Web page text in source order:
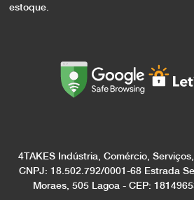
estoque.
4TAKES Indústria, Comércio,
CNPJ: 18.502.792/0001-68 Estrada
Moraes, 505 Lagoa - CEP: